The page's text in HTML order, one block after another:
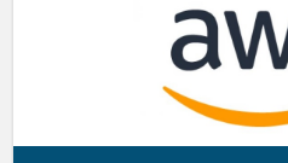
弊社は前項の申し込み受
す。ご入金を確認の上、
送付します。なお、お客
提供に係る契約の成立は
もって成立します。また